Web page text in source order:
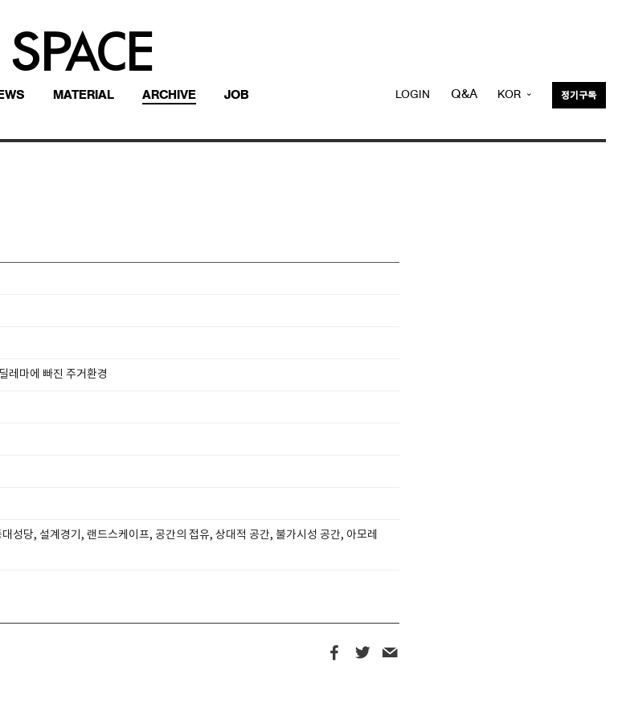
MATERIAL ARCHIVE
JOB
LOGIN Q&A KOR 정기구독
레마에 빠진 주거환경
성당, 설계경기, 랜드스케이프, 공간의 접유, 상대적 공간, 불가시성 공간, 아모레